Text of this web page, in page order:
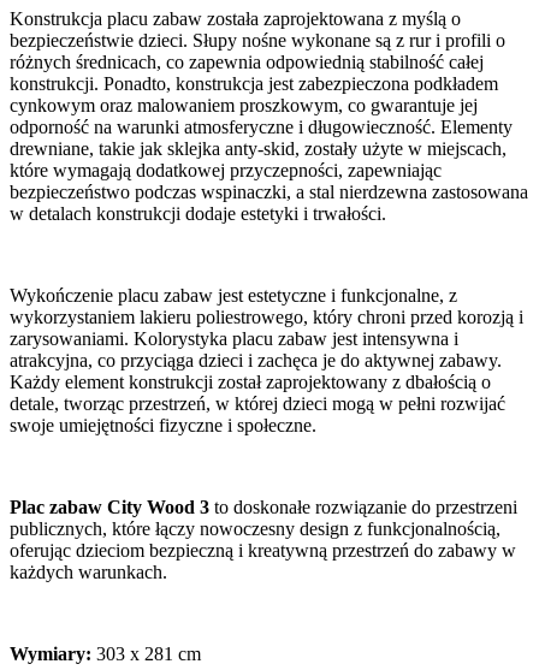
Konstrukcja placu zabaw została zaprojektowana z myślą o
bezpieczeństwie dzieci. Słupy nośne wykonane są z rur i profili o
różnych średnicach, co zapewnia odpowiednią stabilność całej
konstrukcji. Ponadto, konstrukcja jest zabezpieczona podkładem
cynkowym oraz malowaniem proszkowym, co gwarantuje jej
odporność na warunki atmosferyczne i długowieczność. Elementy
drewniane, takie jak sklejka anty-skid, zostały użyte w miejscach,
które wymagają dodatkowej przyczepności, zapewniając
bezpieczeństwo podczas wspinaczki, a stal nierdzewna zastosowana
w detalach konstrukcji dodaje estetyki i trwałości.
Wykończenie placu zabaw jest estetyczne i funkcjonalne, z
wykorzystaniem lakieru poliestrowego, który chroni przed korozją i
zarysowaniami. Kolorystyka placu zabaw jest intensywna i
atrakcyjna, co przyciąga dzieci i zachęca je do aktywnej zabawy.
Każdy element konstrukcji został zaprojektowany z dbałością o
detale, tworząc przestrzeń, w której dzieci mogą w pełni rozwijać
swoje umiejętności fizyczne i społeczne.
Plac zabaw City Wood 3 to doskonałe rozwiązanie do przestrzeni
publicznych, które łączy nowoczesny design z funkcjonalnością,
oferując dzieciom bezpieczną i kreatywną przestrzeń do zabawy w
każdych warunkach.
Wymiary: 303 x 281 cm